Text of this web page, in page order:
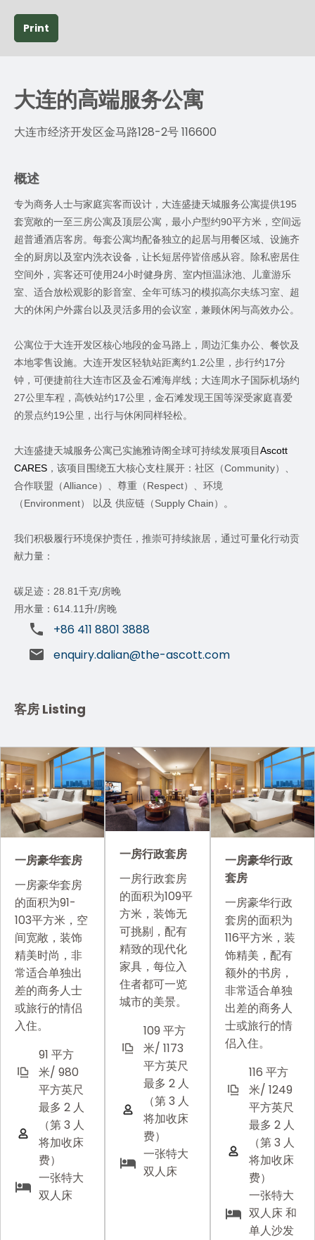
Print
大连的高端服务公寓
大连市经济开发区金马路128-2号 116600
概述
专为商务人士与家庭宾客而设计，大连盛捷天城服务公寓提供195
套宽敞的一至三房公寓及顶层公寓，最小户型约90平方米，空间远
超普通酒店客房。每套公寓均配备独立的起居与用餐区域、设施齐
全的厨房以及室内洗衣设备，让长短居停皆倍感从容。除私密居住
空间外，宾客还可使用24小时健身房、室内恒温泳池、儿童游乐
室、适合放松观影的影音室、全年可练习的模拟高尔夫练习室、超
大的休闲户外露台以及灵活多用的会议室，兼顾休闲与高效办公。
公寓位于大连开发区核心地段的金马路上，周边汇集办公、餐饮及
本地零售设施。大连开发区轻轨站距离约1.2公里，步行约17分
钟，可便捷前往大连市区及金石滩海岸线；大连周水子国际机场约
27公里车程，高铁站约17公里，金石滩发现王国等深受家庭喜爱
的景点约19公里，出行与休闲同样轻松。
大连盛捷天城服务公寓已实施雅诗阁全球可持续发展项目Ascott
CARES ，该项目围绕五大核心支柱展开：社区（Community）、
合作联盟（Alliance）、尊重（Respect）、环境
（Environment） 以及 供应链（Supply Chain）。
我们积极履行环境保护责任，推崇可持续旅居，通过可量化行动贡
献力量：
碳足迹： 28.81千克/房晚
用水量： 614.11 升/房晚
+86 411 8801 3888
enquiry.dalian@the-ascott.com
客房 Listing
一房豪华套房
一房豪华套房
的面积为91-
103平方米，空
间宽敞，装饰
精美时尚，非
常适合单独出
差的商务人士
或旅行的情侣
入住。
91 平方
米/ 980
平方英尺
最多 2 人
（第 3 人
将加收床
费）
一张特大
双人床
一房行政套房
一房行政套房
的面积为109平
方米，装饰无
可挑剔，配有
精致的现代化
家具，每位入
住者都可一览
城市的美景。
109 平方
米/ 1173
平方英尺
最多 2 人
（第 3 人
将加收床
费）
一张特大
双人床
一房豪华行政
套房
一房豪华行政
套房的面积为
116平方米，装
饰精美，配有
额外的书房，
非常适合单独
出差的商务人
士或旅行的情
侣入住。
116 平方
米/ 1249
平方英尺
最多 2 人
（第 3 人
将加收床
费）
一张特大
双人床 和
单人沙发